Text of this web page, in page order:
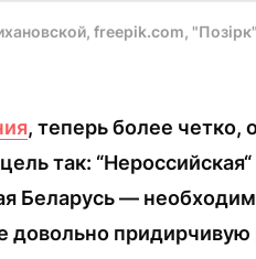
freepik.com,
, теперь более четко,
так: “Нероссийская“
Беларусь —
довольно